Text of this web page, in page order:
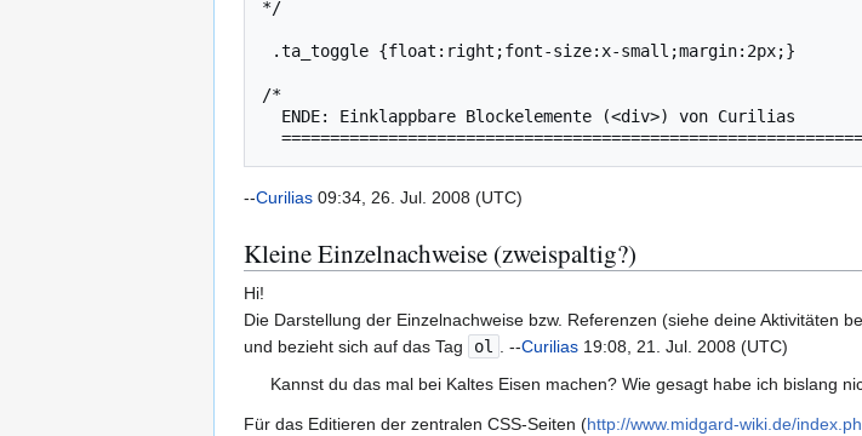
*/
/*
--Curilias 09:34, 26. Jul. 2008 (UTC)
Kleine Einzelnachweise (zweispaltig?)
Hi!
Die Darstellung der Einzelnachweise bzw. Referenzen (siehe deine Aktivitäten
und bezieht sich auf das Tag
ol . --Curilias 19:08, 21. Jul. 2008 (UTC)
Kannst du das mal bei Kaltes Eisen machen? Wie gesagt habe ich bislang
Für das Editieren der zentralen CSS-Seiten (http://www.midgard-wiki.de/